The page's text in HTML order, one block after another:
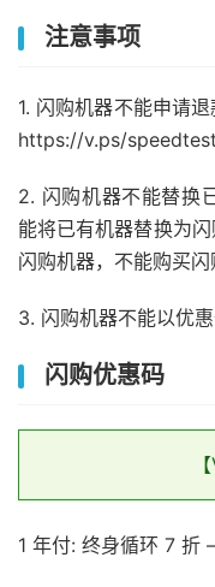
注意事项
1. 闪购机器不能申请
https://v.ps/
2. 闪购机器不能替换
能将已有机器替换为
闪购机器，不能购买
3. 闪购机器不能以优
闪购优惠码
1 年付: 终身循环 7 折